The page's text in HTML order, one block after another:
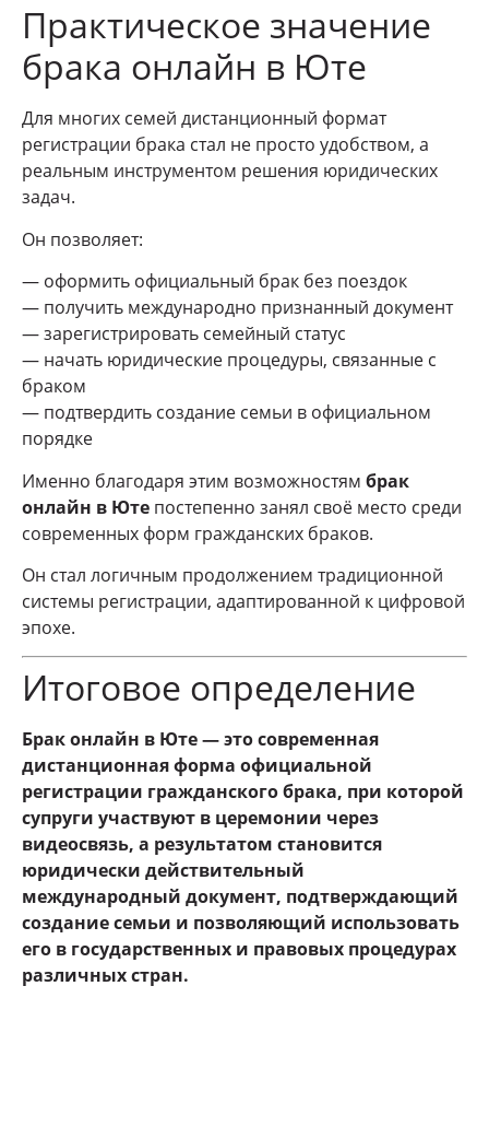
Практическое значение
брака онлайн в Юте
Для многих семей дистанционный формат
регистрации брака стал не просто удобством, а
реальным инструментом решения юридических
задач.
Он позволяет:
— оформить официальный брак без поездок
— получить международно признанный документ
— зарегистрировать семейный статус
— начать юридические процедуры, связанные с
браком
— подтвердить создание семьи в официальном
порядке
Именно благодаря этим возможностям брак
онлайн в Юте постепенно занял своё место среди
современных форм гражданских браков.
Он стал логичным продолжением традиционной
системы регистрации, адаптированной к цифровой
эпохе.
Итоговое определение
Брак онлайн в Юте — это современная
дистанционная форма официальной
регистрации гражданского брака, при которой
супруги участвуют в церемонии через
видеосвязь, а результатом становится
юридически действительный
международный документ, подтверждающий
создание семьи и позволяющий использовать
его в государственных и правовых процедурах
различных стран.